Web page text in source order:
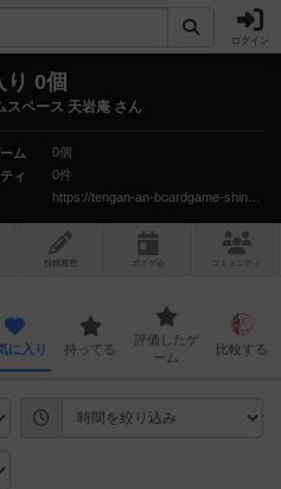
ログイン
り 0個
スペース 天岩庵 さん
ム
0個
ィ
0件
投稿履歴 ボ ドゲ コミュニティ
に入り 持ってる
評価したゲ
ーム
比較する